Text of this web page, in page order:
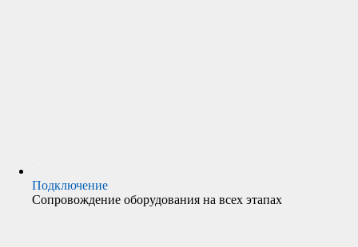
Подключение
Сопровождение оборудования на всех этапах